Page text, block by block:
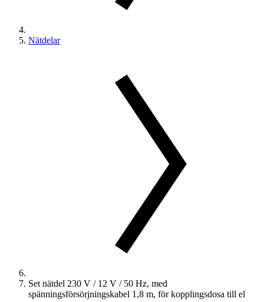
Nätdelar
Set nätdel 230 V / 12 V / 50 Hz, med
spänningsförsörjningskabel 1,8 m, för kopplingsdosa till el